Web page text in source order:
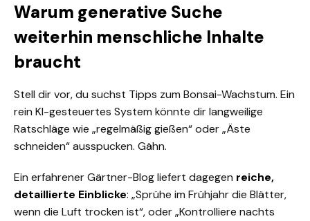
Warum generative Suche
weiterhin menschliche Inhalte
braucht
Stell dir vor, du suchst Tipps zum Bonsai-Wachstum. Ein
rein KI-gesteuertes System könnte dir langweilige
Ratschläge wie „regelmäßig gießen“ oder „Äste
schneiden“ ausspucken. Gähn.
Ein erfahrener Gärtner-Blog liefert dagegen reiche,
detaillierte Einblicke: „Sprühe im Frühjahr die Blätter,
wenn die Luft trocken ist“, oder „Kontrolliere nachts